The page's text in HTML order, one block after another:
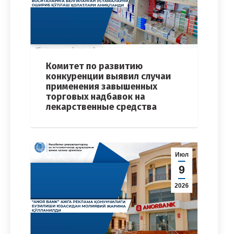
Комитет по развитию
конкуренции выявил случаи
применения завышенных
торговых надбавок на
лекарственные средства
Июл
9
2026